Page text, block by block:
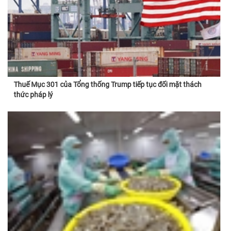
Thuế Mục 301 của Tổng thống Trump tiếp tục đối mặt thách
thức pháp lý